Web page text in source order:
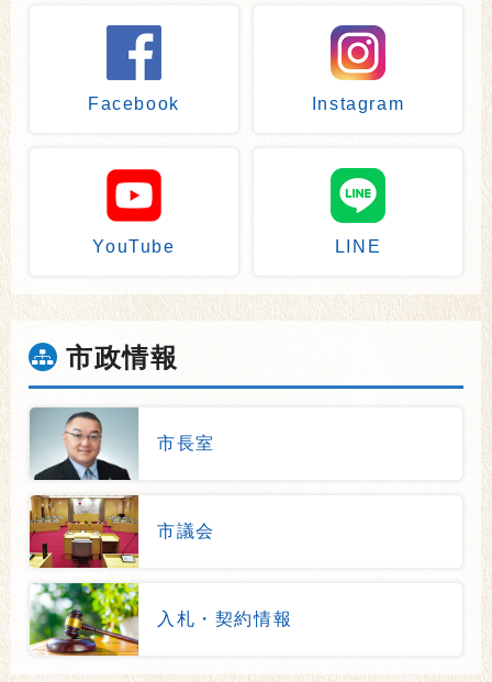
Facebook Instagram
YouTube LINE
市政情報
市長室
市議会
入札・契約情報